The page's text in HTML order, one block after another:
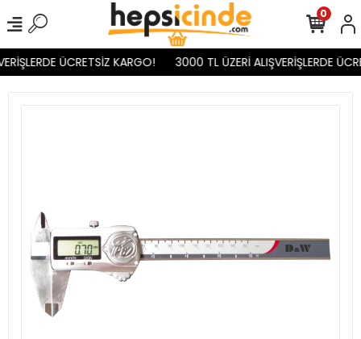
ÜCRETSİZ KARGO! 3000 TL ÜZERİ ALIŞVERİŞLERDE
0